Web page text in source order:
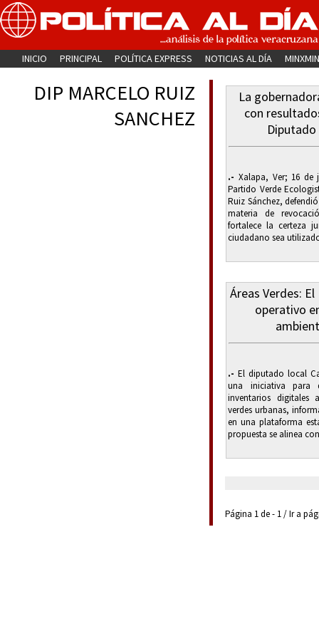
INICIO PRINCIPAL POLÍTICA EXPRESS NOTICIAS AL DÍA
DIP MARCELO RUIZ
SANCHEZ
La
con
Diputado
.- Xalapa, Ver; 16
Partido Verde
Ruiz Sánchez,
materia de
fortalece la certeza
ciudadano sea
Áreas Verdes:
operativo
.- El diputado local
una iniciativa para
inventarios digitales
verdes urbanas,
en una plataforma
propuesta se alinea
Página 1 de - 1 / Ir a